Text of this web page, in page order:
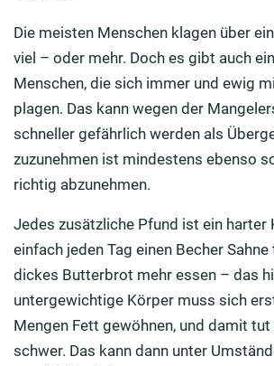
Die meisten Menschen klagen über
viel – oder mehr. Doch es gibt auch
Menschen, die sich immer und ewig
plagen. Das kann wegen der
schneller gefährlich werden als
zuzunehmen ist mindestens ebenso
richtig abzunehmen.
Jedes zusätzliche Pfund ist ein harter
einfach jeden Tag einen Becher
dickes Butterbrot mehr essen – das
untergewichtige Körper muss sich
Mengen Fett gewöhnen, und damit
schwer. Das kann dann unter